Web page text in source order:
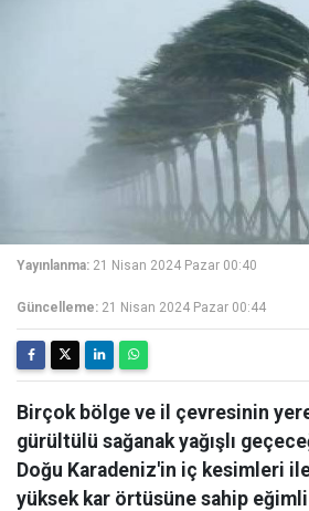
Yayınlanma: 21 Nisan 2024 Pazar 00:40
Güncelleme: 21 Nisan 2024 Pazar 00:44
Birçok bölge ve il çevresinin
gürültülü sağanak yağışlı
Doğu Karadeniz'in iç kesimleri
yüksek kar örtüsüne sahip eğimli